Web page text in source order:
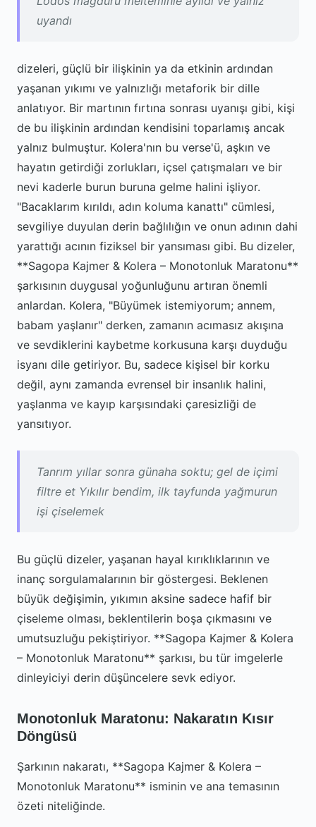
uyandı
dizeleri, güçlü bir ilişkinin ya da etkinin ardından
yaşanan yıkımı ve yalnızlığı metaforik bir dille
anlatıyor. Bir martının fırtına sonrası uyanışı gibi, kişi
de bu ilişkinin ardından kendisini toparlamış ancak
yalnız bulmuştur. Kolera'nın bu verse'ü, aşkın ve
hayatın getirdiği zorlukları, içsel çatışmaları ve bir
nevi kaderle burun buruna gelme halini işliyor.
"Bacaklarım kırıldı, adın koluma kanattı" cümlesi,
sevgiliye duyulan derin bağlılığın ve onun adının dahi
yarattığı acının fiziksel bir yansıması gibi. Bu dizeler,
**Sagopa Kajmer & Kolera – Monotonluk Maratonu**
şarkısının duygusal yoğunluğunu artıran önemli
anlardan. Kolera, "Büyümek istemiyorum; annem,
babam yaşlanır" derken, zamanın acımasız akışına
ve sevdiklerini kaybetme korkusuna karşı duyduğu
isyanı dile getiriyor. Bu, sadece kişisel bir korku
değil, aynı zamanda evrensel bir insanlık halini,
yaşlanma ve kayıp karşısındaki çaresizliği de
yansıtıyor.
Tanrım yıllar sonra günaha soktu; gel de içimi
filtre et Yıkılır bendim, ilk tayfunda yağmurun
işi çiselemek
Bu güçlü dizeler, yaşanan hayal kırıklıklarının ve
inanç sorgulamalarının bir göstergesi. Beklenen
büyük değişimin, yıkımın aksine sadece hafif bir
çiseleme olması, beklentilerin boşa çıkmasını ve
umutsuzluğu pekiştiriyor. **Sagopa Kajmer & Kolera
– Monotonluk Maratonu** şarkısı, bu tür imgelerle
dinleyiciyi derin düşüncelere sevk ediyor.
Monotonluk Maratonu: Nakaratın Kısır
Döngüsü
Şarkının nakaratı, **Sagopa Kajmer & Kolera –
Monotonluk Maratonu** isminin ve ana temasının
özeti niteliğinde.